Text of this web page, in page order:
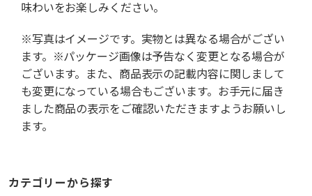
味わいをお楽しみください。
※写真はイメージです。実物とは異なる場合がござい
ます。※パッケージ画像は予告なく変更となる場合が
ございます。また、商品表示の記載内容に関しまして
も変更になっている場合もございます。お手元に届き
ました商品の表示をご確認いただきますようお願いし
ます。
カテゴリーから探す